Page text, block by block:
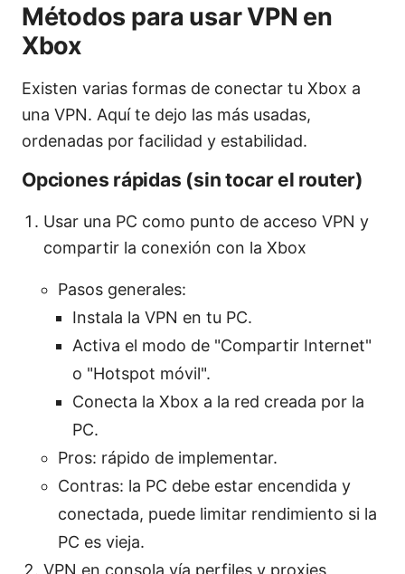
Métodos para usar VPN en
Xbox
Existen varias formas de conectar tu Xbox a
una VPN. Aquí te dejo las más usadas,
ordenadas por facilidad y estabilidad.
Opciones rápidas (sin tocar el router)
Usar una PC como punto de acceso VPN y
compartir la conexión con la Xbox
Pasos generales:
Instala la VPN en tu PC.
Activa el modo de "Compartir Internet"
o "Hotspot móvil".
Conecta la Xbox a la red creada por la
PC.
Pros: rápido de implementar.
Contras: la PC debe estar encendida y
conectada, puede limitar rendimiento si la
PC es vieja.
VPN en consola vía perfiles y proxies